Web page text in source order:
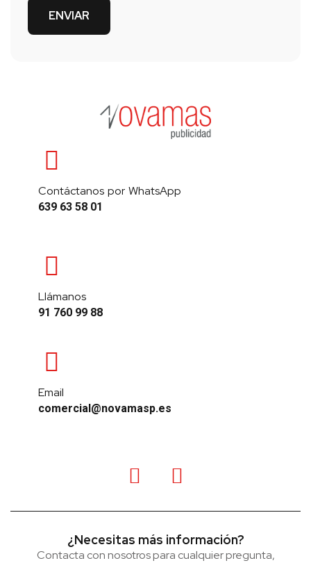
Contáctanos por WhatsApp
639 63 58 01
Llámanos
91 760 99 88
Email
comercial@novamasp.es
¿Necesitas más información?
Contacta con nosotros para cualquier pregunta,